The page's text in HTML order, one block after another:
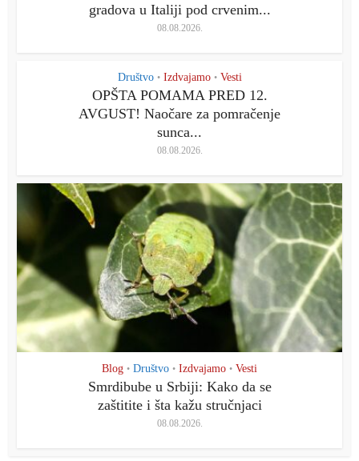
gradova u Italiji pod crvenim...
08.08.2026.
Društvo • Izdvajamo • Vesti
OPŠTA POMAMA PRED 12.
AVGUST! Naočare za pomračenje
sunca...
08.08.2026.
Blog • Društvo • Izdvajamo • Vesti
Smrdibube u Srbiji: Kako da se
zaštitite i šta kažu stručnjaci
08.08.2026.